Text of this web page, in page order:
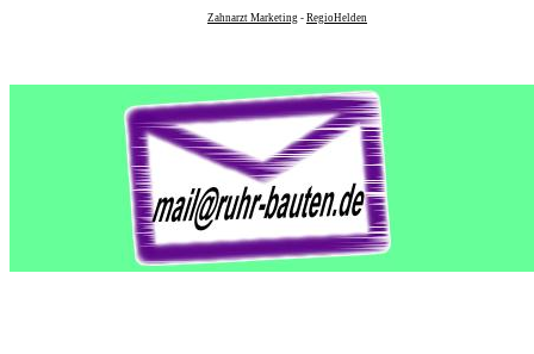
Zahnarzt Marketing - RegioHelden